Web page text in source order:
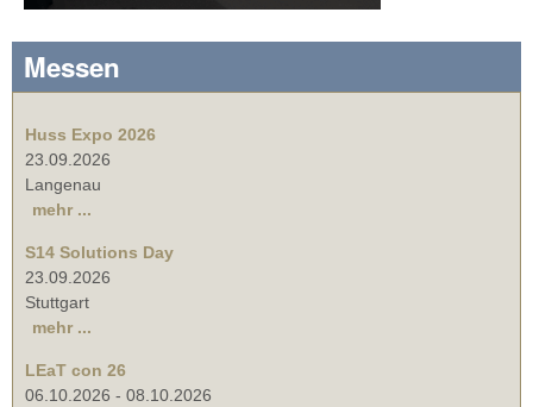
Messen
Huss Expo 2026
23.09.2026
Langenau
mehr ...
S14 Solutions Day
23.09.2026
Stuttgart
mehr ...
LEaT con 26
06.10.2026 - 08.10.2026